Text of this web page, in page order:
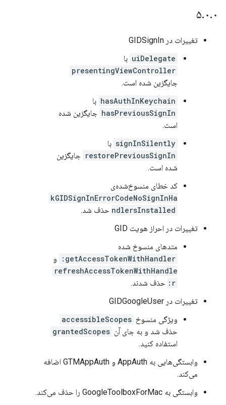
۵.۰.۰
تغییرات در GIDSignIn
uiDelegate با
presentingViewController
جایگزین شده است.
hasAuthInKeychain با
hasPreviousSignIn جایگزین شده
است.
signInSilently با
restorePreviousSignIn جایگزین
شده است.
کد خطای منسوخ‌شده‌ی
kGIDSignInErrorCodeNoSignInHa
ndlersInstalled حذف شد.
تغییرات در احراز هویت GID
متدهای منسوخ شده
getAccessTokenWithHandler:
و
refreshAccessTokenWithHandle
r:
حذف شدند.
تغییرات در GIDGoogleUser
ویژگی منسوخ accessibleScopes
حذف شد و به جای آن grantedScopes
استفاده کنید.
وابستگی‌هایی به AppAuth و GTMAppAuth اضافه
می‌کند.
وابستگی به GoogleToolboxForMac را حذف می‌کند.